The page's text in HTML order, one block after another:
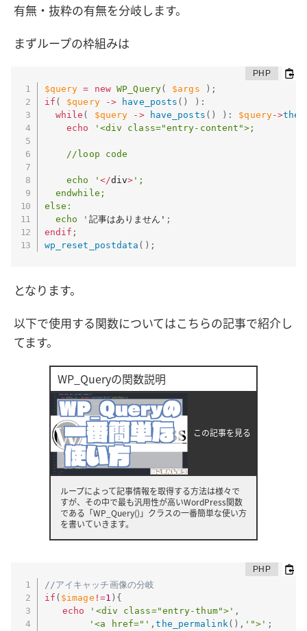
有無・抜粋の有無を分岐します。
まずループの枠組みは
$query = new WP_Query( $args ) ;
if ( $query -> have_posts ( ) ) :
while ( $query - > have_posts ( ) ) : $query->
echo
'<div class="entry-content">;
    //loop code
    echo '
</div> ';
  endwhile;
else:
  echo '
記事はありません' ;
endif ;
wp_reset_postdata ( ) ;
となります。
以下で使用する関数についてはこちらの記事で紹介し
てます。
WP_Queryの関数説明
この記事を見る
ループによって記事情報を取得する方法は様々で
すが、その中で最も汎用性が高いWordPress関数
である「WP_Query()」クラスの一番簡単な使い方
を書いていきます。
//アイキャッチ画像の分岐
if ( $image !=1 ) {
echo
'<div class="entry-thum">' ,
'<a href="' ,the_permalink( ) , '">' ;